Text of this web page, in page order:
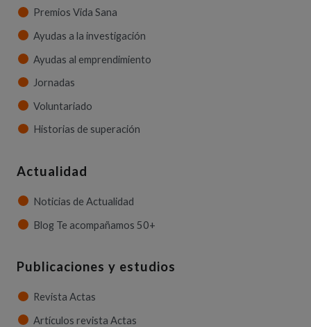
Premios Vida Sana
Ayudas a la investigación
Ayudas al emprendimiento
Jornadas
Voluntariado
Historias de superación
Actualidad
Noticias de Actualidad
Blog Te acompañamos 50+
Publicaciones y estudios
Revista Actas
Artículos revista Actas